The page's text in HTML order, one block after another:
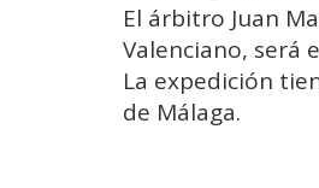
El árbitro Juan
Valenciano, será
La expedición
de Málaga.